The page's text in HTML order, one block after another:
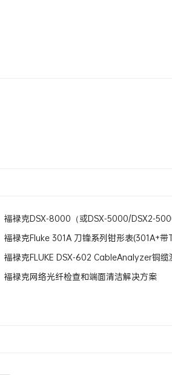
福禄克DSX-8000（或DSX-5000/DSX2-
网线？
福禄克Fluke 301A 刀锋系列钳形表(301A+带
福禄克FLUKE DSX-602 CableAnalyzer铜缆
福禄克网络光纤检查和端面清洁解决方案